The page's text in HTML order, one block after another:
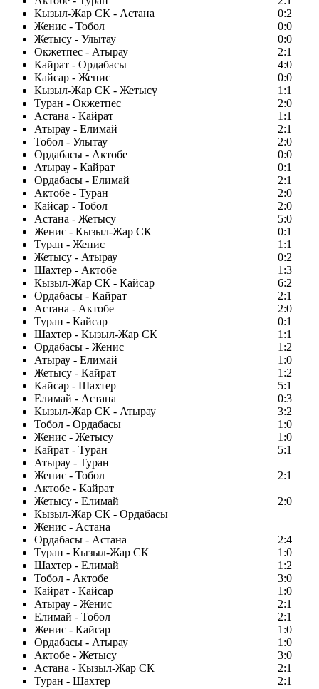
Кызыл-Жар СК - Астана
0:2
Женис - Тобол
0:0
Жетысу - Улытау
0:0
Окжетпес - Атырау
2:1
Кайрат - Ордабасы
4:0
Кайсар - Женис
0:0
Кызыл-Жар СК - Жетысу
1:1
Туран - Окжетпес
2:0
Астана - Кайрат
1:1
Атырау - Елимай
2:1
Тобол - Улытау
2:0
Ордабасы - Актобе
0:0
Атырау - Кайрат
0:1
Ордабасы - Елимай
2:1
Актобе - Туран
2:0
Кайсар - Тобол
2:0
Астана - Жетысу
5:0
Женис - Кызыл-Жар СК
0:1
Туран - Женис
1:1
Жетысу - Атырау
0:2
Шахтер - Актобе
1:3
Кызыл-Жар СК - Кайсар
6:2
Ордабасы - Кайрат
2:1
Астана - Актобе
2:0
Туран - Кайсар
0:1
Шахтер - Кызыл-Жар СК
1:1
Ордабасы - Женис
1:2
Атырау - Елимай
1:0
Жетысу - Кайрат
1:2
Кайсар - Шахтер
5:1
Елимай - Астана
0:3
Кызыл-Жар СК - Атырау
3:2
Тобол - Ордабасы
1:0
Женис - Жетысу
1:0
Кайрат - Туран
5:1
Атырау - Туран
Женис - Тобол
2:1
Актобе - Кайрат
Жетысу - Елимай
2:0
Кызыл-Жар СК - Ордабасы
Женис - Астана
Ордабасы - Астана
2:4
Туран - Кызыл-Жар СК
1:0
Шахтер - Елимай
1:2
Тобол - Актобе
3:0
Кайрат - Кайсар
1:0
Атырау - Женис
2:1
Елимай - Тобол
2:1
Женис - Кайсар
1:0
Ордабасы - Атырау
1:0
Актобе - Жетысу
3:0
Астана - Кызыл-Жар СК
2:1
Туран - Шахтер
2:1